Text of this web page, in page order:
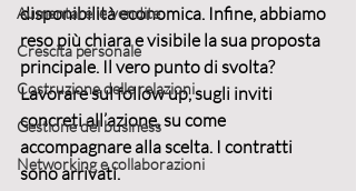
Aumentare le vendite
Crescita personale
Costruzione delle relazioni
Gestione del business
Networking e collaborazioni
disponibilità economica. Infine, abbiamo
reso più chiara e visibile la sua proposta
principale. Il vero punto di svolta?
Lavorare sul follow up, sugli inviti
concreti all’azione, su come
accompagnare alla scelta. I contratti
sono arrivati.